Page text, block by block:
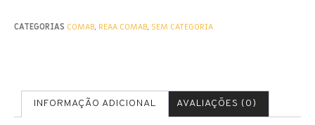
CATEGORIAS COMAB, REAA COMAB, SEM CATEGORIA
INFORMAÇÃO ADICIONAL AVALIAÇÕES (0)